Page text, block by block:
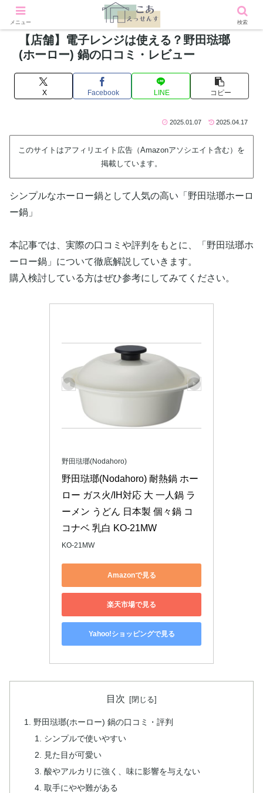
【店舗】電子レンジは使える？野田琺瑯
(ホーロー) 鍋の口コミ・レビュー
X Facebook LINE コピー
2025.01.07 2025.04.17
このサイトはアフィリエイト広告（Amazonアソシエイト含む）を
掲載しています。
シンプルなホーロー鍋として人気の高い「野田琺瑯ホーロ
ー鍋」
本記事では、実際の口コミや評判をもとに、「野田琺瑯ホ
ーロー鍋」について徹底解説していきます。
購入検討している方はぜひ参考にしてみてください。
野田琺瑯(Nodahoro)
野田琺瑯(Nodahoro) 耐熱鍋 ホー
ロー ガス火/IH対応 大 一人鍋 ラ
ーメン うどん 日本製 個々鍋 コ
コナベ 乳白 KO-21MW
KO-21MW
Amazonで見る
楽天市場で見る
Yahoo!ショッピングで見る
目次
野田琺瑯(ホーロー) 鍋の口コミ・評判
シンプルで使いやすい
見た目が可愛い
酸やアルカリに強く、味に影響を与えない
取手にやや難がある
メニュー 検索